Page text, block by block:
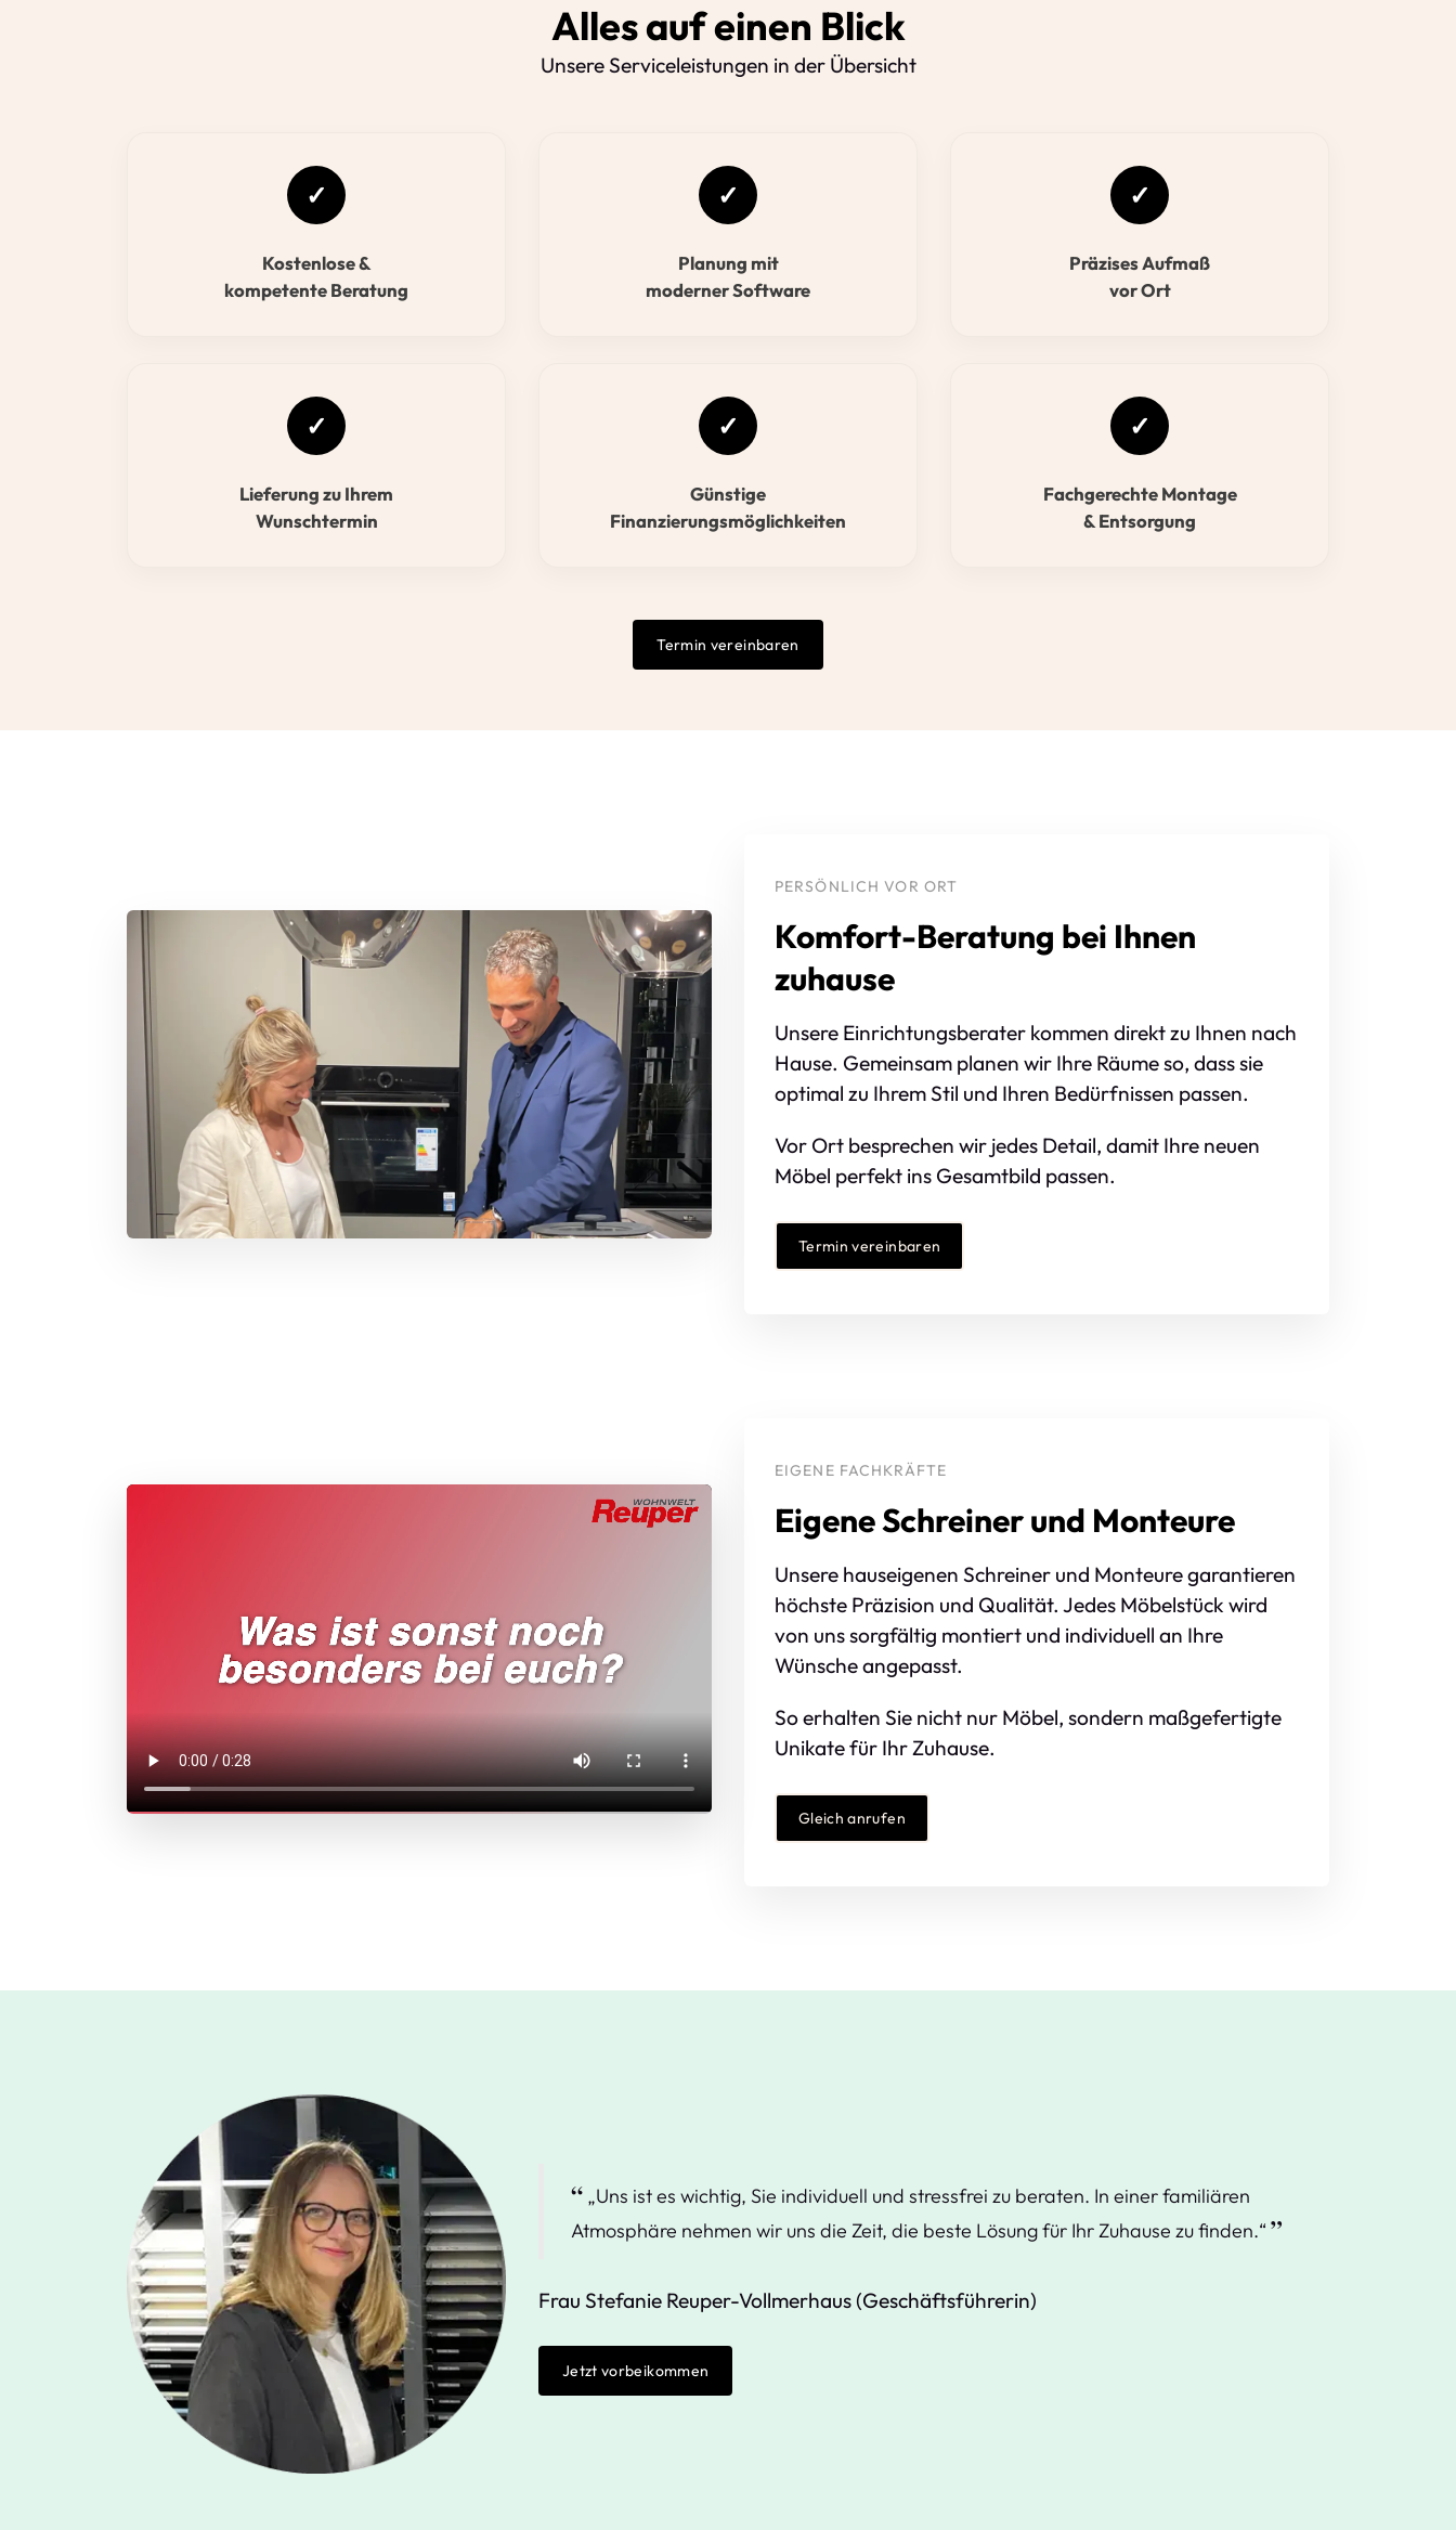
Alles auf einen Blick
Unsere Serviceleistungen in der Übersicht
✓
Kostenlose &
kompetente Beratung
✓
Planung mit
moderner Software
✓
Präzises Aufmaß
vor Ort
✓
Lieferung zu Ihrem
Wunschtermin
✓
Günstige
Finanzierungsmöglichkeiten
✓
Fachgerechte Montage
& Entsorgung
Termin vereinbaren
PERSÖNLICH VOR ORT
Komfort-Beratung bei Ihnen
zuhause
Unsere Einrichtungsberater kommen direkt zu Ihnen nach
Hause. Gemeinsam planen wir Ihre Räume so, dass sie
optimal zu Ihrem Stil und Ihren Bedürfnissen passen.
Vor Ort besprechen wir jedes Detail, damit Ihre neuen
Möbel perfekt ins Gesamtbild passen.
Termin vereinbaren
EIGENE FACHKRÄFTE
Eigene Schreiner und Monteure
Unsere hauseigenen Schreiner und Monteure garantieren
höchste Präzision und Qualität. Jedes Möbelstück wird
von uns sorgfältig montiert und individuell an Ihre
Wünsche angepasst.
So erhalten Sie nicht nur Möbel, sondern maßgefertigte
Unikate für Ihr Zuhause.
Gleich anrufen
„Uns ist es wichtig, Sie individuell und stressfrei zu beraten. In einer familiären
Atmosphäre nehmen wir uns die Zeit, die beste Lösung für Ihr Zuhause zu finden.“
Frau Stefanie Reuper-Vollmerhaus (Geschäftsführerin)
Jetzt vorbeikommen